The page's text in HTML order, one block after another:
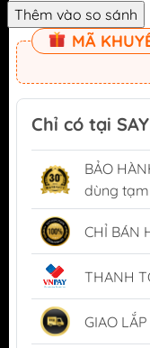
MÃ
Chỉ có tại
BẢO
dùng
CHỈ BÁN
THANH
GIAO